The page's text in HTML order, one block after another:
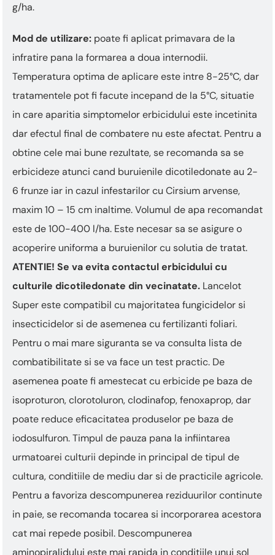
g/ha.
Mod de utilizare: poate fi aplicat primavara de la
infratire pana la formarea a doua internodii.
Temperatura optima de aplicare este intre 8-25°C, dar
tratamentele pot fi facute incepand de la 5°C, situatie
in care aparitia simptomelor erbicidului este incetinita
dar efectul final de combatere nu este afectat. Pentru a
obtine cele mai bune rezultate, se recomanda sa se
erbicideze atunci cand buruienile dicotiledonate au 2-
6 frunze iar in cazul infestarilor cu Cirsium arvense,
maxim 10 – 15 cm inaltime. Volumul de apa recomandat
este de 100-400 l/ha. Este necesar sa se asigure o
acoperire uniforma a buruienilor cu solutia de tratat.
ATENTIE! Se va evita contactul erbicidului cu
culturile dicotiledonate din vecinatate. Lancelot
Super este compatibil cu majoritatea fungicidelor si
insecticidelor si de asemenea cu fertilizanti foliari.
Pentru o mai mare siguranta se va consulta lista de
combatibilitate si se va face un test practic. De
asemenea poate fi amestecat cu erbicide pe baza de
isoproturon, clorotoluron, clodinafop, fenoxaprop, dar
poate reduce eficacitatea produselor pe baza de
iodosulfuron. Timpul de pauza pana la infiintarea
urmatoarei culturii depinde in principal de tipul de
cultura, conditiile de mediu dar si de practicile agricole.
Pentru a favoriza descompunerea reziduurilor continute
in paie, se recomanda tocarea si incorporarea acestora
cat mai repede posibil. Descompunerea
aminopiralidului este mai rapida in conditiile unui sol